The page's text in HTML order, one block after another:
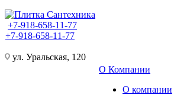
+7-918-658-11-77
+7-918-658-11-77
ул. Уральская, 120
О Компании
О компании